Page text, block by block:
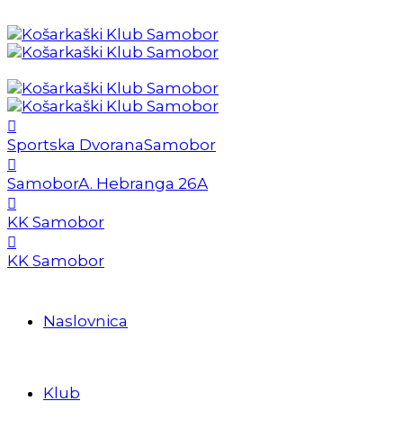
Sportska DvoranaSamobor
SamoborA. Hebranga 26A
KK Samobor
KK Samobor
Naslovnica
Klub